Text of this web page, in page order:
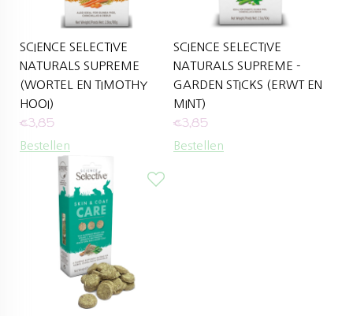
SCIENCE SELECTIVE
NATURALS SUPREME
(WORTEL EN TIMOTHY
HOOI)
€3,85
Bestellen
SCIENCE SELECTIVE
NATURALS SUPREME -
GARDEN STICKS (ERWT EN
MINT)
€3,85
Bestellen